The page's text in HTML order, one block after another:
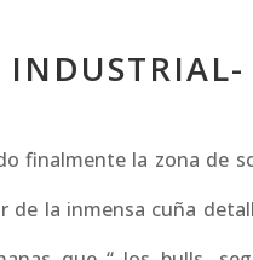
INDUSTRIAL-
finalmente la zona de
de la inmensa cuña